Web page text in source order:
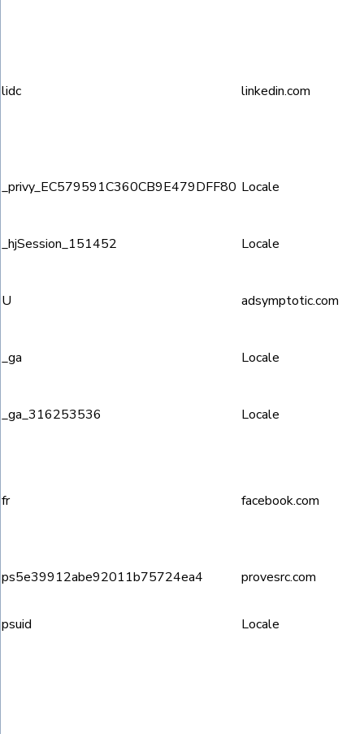
lidc linkedin.com
_privy_EC579591C360CB9E479DFF80 Locale
_hjSession_151452 Locale
U adsymptotic.com
_ga Locale
_ga_316253536 Locale
fr facebook.com
ps5e39912abe92011b75724ea4 provesrc.com
psuid Locale